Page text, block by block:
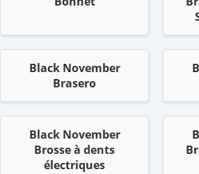
Black November
Brasero
Black November
Brosse à dents
électriques